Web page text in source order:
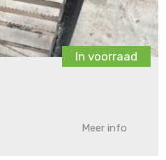
In voorraad
Meer info